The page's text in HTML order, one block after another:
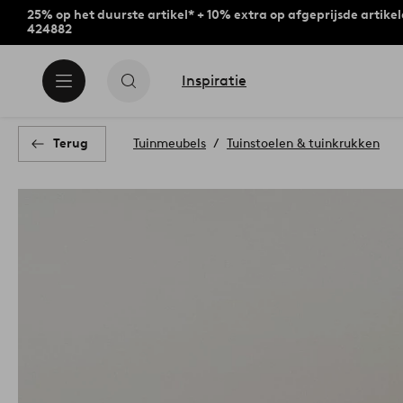
25% op het duurste artikel* + 10% extra op afgeprijsde
424882
Inspiratie
Terug Tuinmeubels Tuinstoelen & tuinkrukken